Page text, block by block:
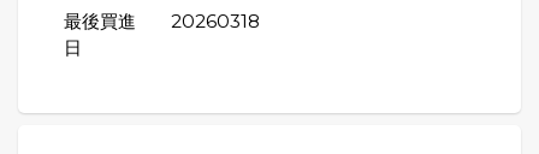
最後買進
日
20260318